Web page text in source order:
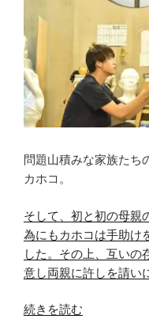
す
じ
感
想。
好
な
人
手
を
離
さ
い
問題山積みな家族たち
カホコ。
そして、初と初の母親
為にもカホコは手助け
した。その上、互いの
意し両親に許しを請い
“過
続きを読む